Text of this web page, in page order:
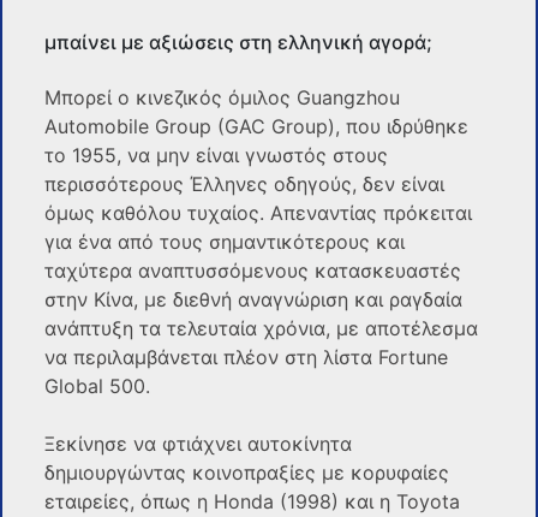
Ο
ΑΠΌ
ΤΗΝ
ΚΊΝΑ
ΠΟΥ
ΜΠΑΊΝΕΙ
ΑΞΙΏΣΕΙΣ
ΣΤΗ
ΕΛΛΗΝΙΚΉ
μπαίνει με αξιώσεις στη ελληνική αγορά;
Μπορεί ο κινεζικός όμιλος Guangzhou
Automobile Group (GAC Group), που ιδρύθηκε
το 1955, να μην είναι γνωστός στους
περισσότερους Έλληνες οδηγούς, δεν είναι
όμως καθόλου τυχαίος. Απεναντίας πρόκειται
για ένα από τους σημαντικότερους και
ταχύτερα αναπτυσσόμενους κατασκευαστές
στην Κίνα, με διεθνή αναγνώριση και ραγδαία
ανάπτυξη τα τελευταία χρόνια, με αποτέλεσμα
να περιλαμβάνεται πλέον στη λίστα Fortune
Global 500.
Ξεκίνησε να φτιάχνει αυτοκίνητα
δημιουργώντας κοινοπραξίες με κορυφαίες
εταιρείες, όπως η Honda (1998) και η Toyota